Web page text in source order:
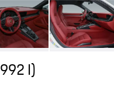
I)